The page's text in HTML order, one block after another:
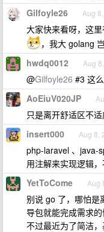
Gilfoyle26 Aug
大家快来看呀，这
，我大 golang
hwdq0012 Aug
@Gilfoyle26 #3 这
AoEiuV020JP
只是离开舒适区不
insert000 Aug 8,
php-laravel 、java-
用注解来实现逻辑
YetToCome Aug
别说 go 了，哪怕是
导包就能完成需求的
不过最近为了简洁